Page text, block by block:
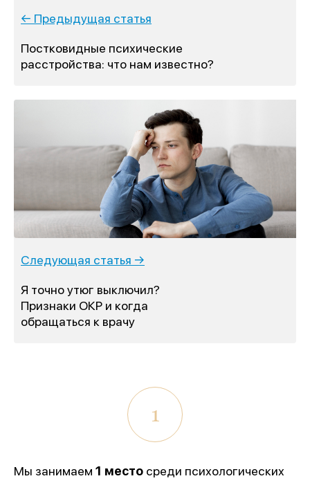
← Предыдущая статья
Постковидные психические
расстройства: что нам известно?
Следующая статья →
Я точно утюг выключил?
Признаки ОКР и когда
обращаться к врачу
1
Мы занимаем 1 место среди психологических